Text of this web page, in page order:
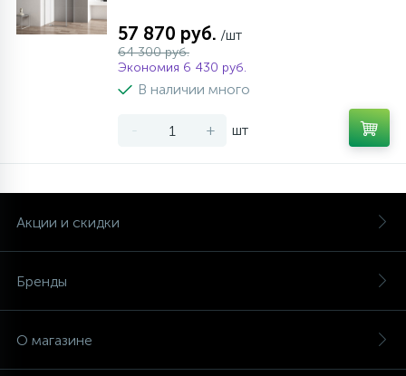
57 870 руб. /шт
64 300 руб.
Экономия 6 430 руб.
В наличии много
- + шт
Акции и скидки
Бренды
О магазине